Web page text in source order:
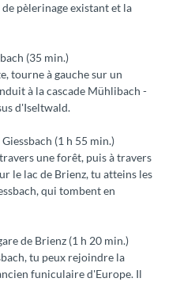
pèlerinage existant et la
(35 min.)
tourne à gauche sur un
à la cascade Mühlibach -
d'Iseltwald.
(1 h 55 min.)
une forêt, puis à travers
le lac de Brienz, tu atteins les
qui tombent en
de Brienz (1 h 20 min.)
tu peux rejoindre la
funiculaire d'Europe. Il